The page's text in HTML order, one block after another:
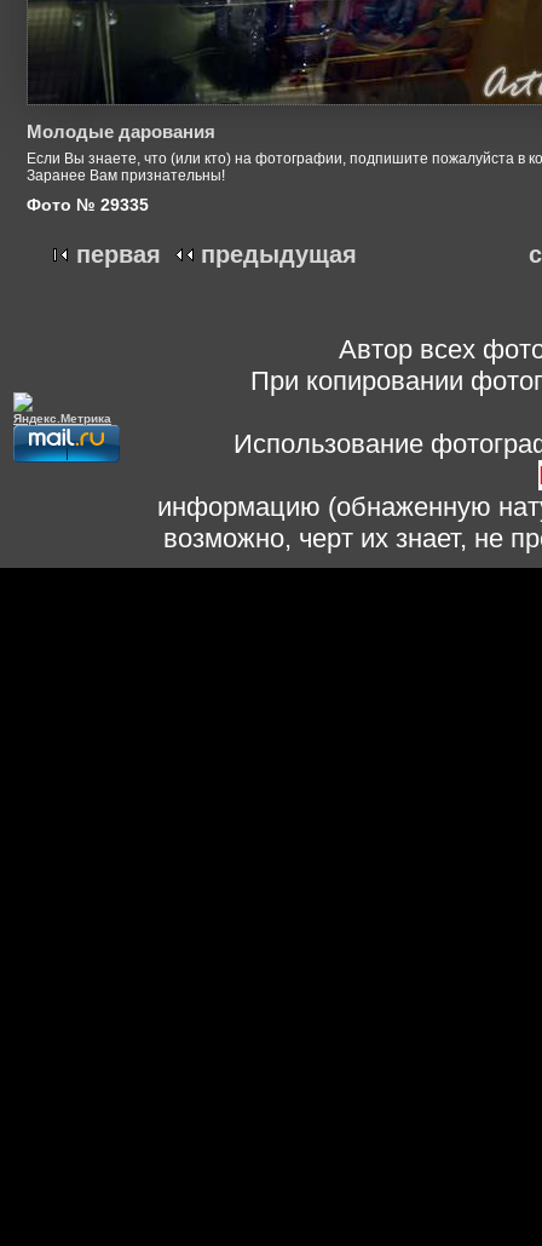
Молодые дарования
Если Вы знаете, что (или кто) на фотографии, подпишите пожалуйста в
Заранее Вам признательны!
Фото № 29335
первая предыдущая
Автор всех
При копировании
Использование
информацию (обнаженную
возможно, черт их знает, не